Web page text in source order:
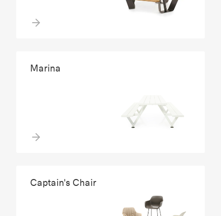
Marina
Captain's Chair